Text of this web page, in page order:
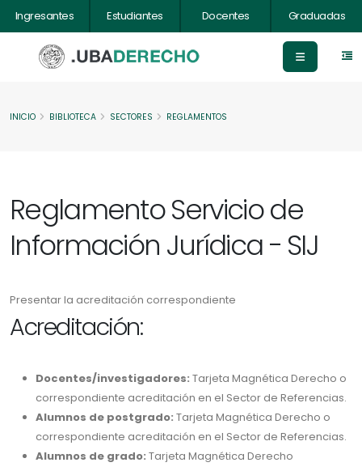
Ingresantes Estudiantes Docentes Graduadas
INICIO BIBLIOTECA SECTORES REGLAMENTOS
Reglamento Servicio de
Información Jurídica - SIJ
Presentar la acreditación correspondiente
Acreditación:
Docentes/investigadores: Tarjeta Magnética Derecho o
correspondiente acreditación en el Sector de Referencias.
Alumnos de postgrado: Tarjeta Magnética Derecho o
correspondiente acreditación en el Sector de Referencias.
Alumnos de grado: Tarjeta Magnética Derecho